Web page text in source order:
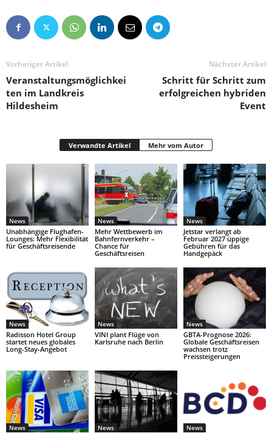
Vorheriger Artikel
Veranstaltungsmöglichkei
ten im Landkreis
Hildesheim
Nächster Artikel
Schritt für Schritt zum
erfolgreichen hybriden
Event
Verwandte Artikel Mehr vom Autor
News
Unabhängige Flughafen-
Lounges: Mehr Flexibilität
für Geschäftsreisende
News
Mehr Wettbewerb im
Bahnfernverkehr –
Chance für
Geschäftsreisen
News
Jetstar verlangt ab
Februar 2027 üppige
Gebühren für das
Handgepäck
News
Radisson Hotel Group
startet neues globales
Long-Stay-Angebot
News
VINI plant Flüge von
Karlsruhe nach Berlin
News
GBTA-Prognose 2026:
Globale Geschäftsreisen
wachsen trotz
Preissteigerungen
News News News